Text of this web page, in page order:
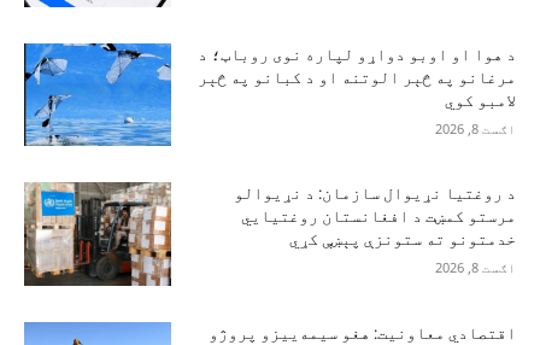
د هوا او اوبو دواړو لپاره نوی روباټ؛ د
مرغانو په څېر الوتنه او د کبانو په څېر
لامبو کوي
اګست 8, 2026
د روغتیا نړیوال سازمان: د نړیوالو
مرستو کمښت د افغانستان روغتیايي
خدمتونو ته ستونزې پېښې کړي
اګست 8, 2026
اقتصادي معاونیت: هغو سیمه‌ییزو پروژو